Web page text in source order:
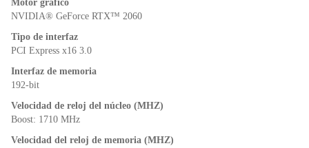
Motor gráfico
NVIDIA® GeForce RTX™ 2060
Tipo de interfaz
PCI Express x16 3.0
Interfaz de memoria
192-bit
Velocidad de reloj del núcleo (MHZ)
Boost: 1710 MHz
Velocidad del reloj de memoria (MHZ)